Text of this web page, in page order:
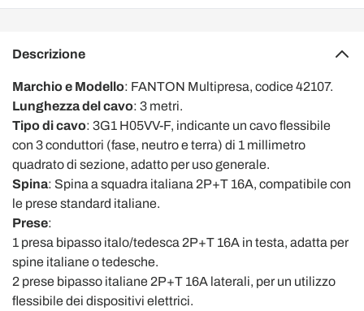
Descrizione
Marchio e Modello: FANTON Multipresa, codice 42107.
Lunghezza del cavo: 3 metri.
Tipo di cavo: 3G1 H05VV-F, indicante un cavo flessibile
con 3 conduttori (fase, neutro e terra) di 1 millimetro
quadrato di sezione, adatto per uso generale.
Spina: Spina a squadra italiana 2P+T 16A, compatibile con
le prese standard italiane.
Prese:
1 presa bipasso italo/tedesca 2P+T 16A in testa, adatta per
spine italiane o tedesche.
2 prese bipasso italiane 2P+T 16A laterali, per un utilizzo
flessibile dei dispositivi elettrici.